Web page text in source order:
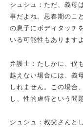
シュシュ：ただ、義母
事だよね。思春期のこ
の息子にボディタッチ
いる可能性もあります
弁護士：たしかに、僕
越えない場合には、義
しれません。この場合
し、性的虐待という問
シュシュ：叔父さんと